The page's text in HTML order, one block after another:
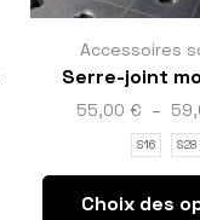
Accessoires
Serre-joint
55,00 € –
S16 S28
Choix des